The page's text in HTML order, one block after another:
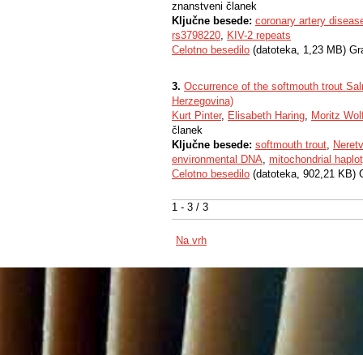
1 - 3 / 3
znanstveni članek
Ključne besede: coronary artery
rs3798220, KIV-2 repeats
Celotno besedilo (datoteka, 1,23 MB)
3. Occurrence of the softmouth trout
Herzegovina)
Kurt Pinter, Elisabeth Haring, Moritz
članek
Ključne besede: softmouth trout,
environmental DNA, mitochondrial
Celotno besedilo (datoteka, 902,21 KB)
Na vrh